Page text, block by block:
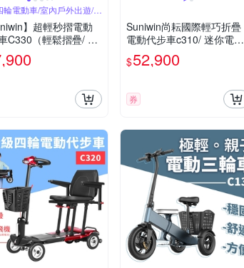
輪電動車/室內戶外出遊/國
行
】超輕秒摺電動
C330（輕鬆摺疊/ 出
選/ 老人長輩/ 室內戶外
Suniwin尚耘國際輕巧折疊
電動代步車c310/ 迷你電動
四輪車/ 室內戶外出遊/ 國內
外旅行
$52,900
券